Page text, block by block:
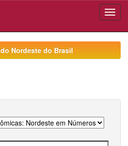
Nordeste do Brasil